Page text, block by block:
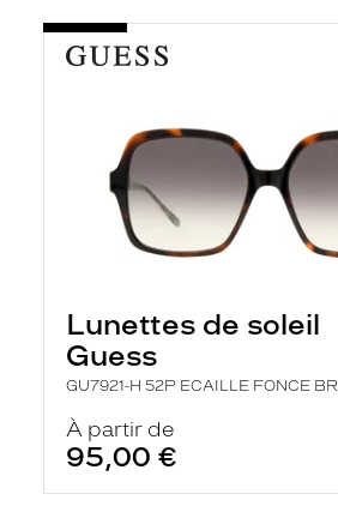
Lunettes de soleil
Guess
GU7921-H 52P ECAILLE FONCE BR
À partir de
95,00 €